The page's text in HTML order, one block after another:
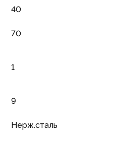
40
70
1
9
Нерж.сталь